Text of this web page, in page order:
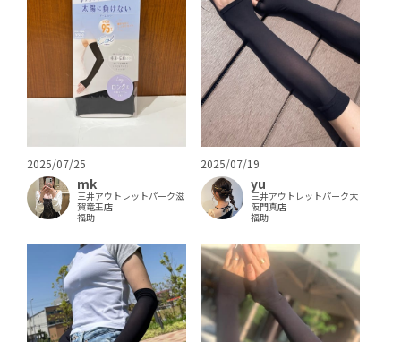
2025/07/25
mk
三井アウトレットパーク滋
賀竜王店
福助
2025/07/19
yu
三井アウトレットパーク大
阪門真店
福助